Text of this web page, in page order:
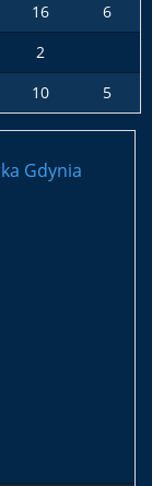
16 6
2
10 5
Gdynia